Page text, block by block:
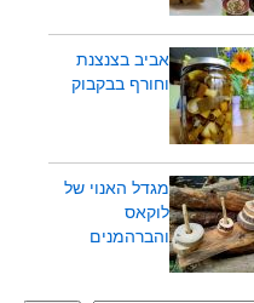
אביב בצנצנת
וחורף בבקבוק
מגדל האנוי של
לוקאס
והברהמנים